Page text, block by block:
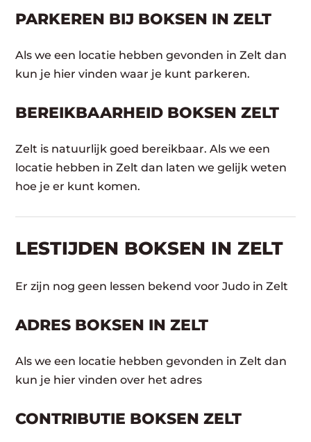
PARKEREN BIJ BOKSEN IN ZELT
Als we een locatie hebben gevonden in Zelt dan
kun je hier vinden waar je kunt parkeren.
BEREIKBAARHEID BOKSEN ZELT
Zelt is natuurlijk goed bereikbaar. Als we een
locatie hebben in Zelt dan laten we gelijk weten
hoe je er kunt komen.
LESTIJDEN BOKSEN IN ZELT
Er zijn nog geen lessen bekend voor Judo in Zelt
ADRES BOKSEN IN ZELT
Als we een locatie hebben gevonden in Zelt dan
kun je hier vinden over het adres
CONTRIBUTIE BOKSEN ZELT